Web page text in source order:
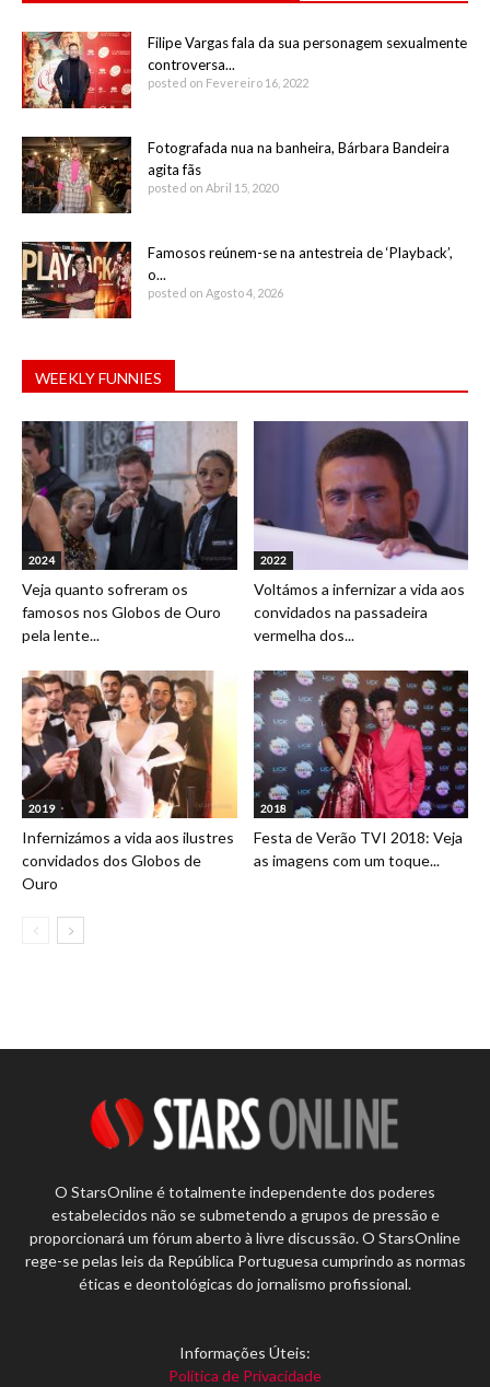
Filipe Vargas fala da sua personagem sexualmente
controversa...
posted on Fevereiro 16, 2022
Fotografada nua na banheira, Bárbara Bandeira
agita fãs
posted on Abril 15, 2020
Famosos reúnem-se na antestreia de ‘Playback’,
o...
posted on Agosto 4, 2026
WEEKLY FUNNIES
2024
Veja quanto sofreram os
famosos nos Globos de Ouro
pela lente...
2022
Voltámos a infernizar a vida aos
convidados na passadeira
vermelha dos...
2019
Infernizámos a vida aos ilustres
convidados dos Globos de
Ouro
2018
Festa de Verão TVI 2018: Veja
as imagens com um toque...
O StarsOnline é totalmente independente dos poderes
estabelecidos não se submetendo a grupos de pressão e
proporcionará um fórum aberto à livre discussão. O StarsOnline
rege-se pelas leis da República Portuguesa cumprindo as normas
éticas e deontológicas do jornalismo profissional.
Informações Úteis:
Política de Privacidade